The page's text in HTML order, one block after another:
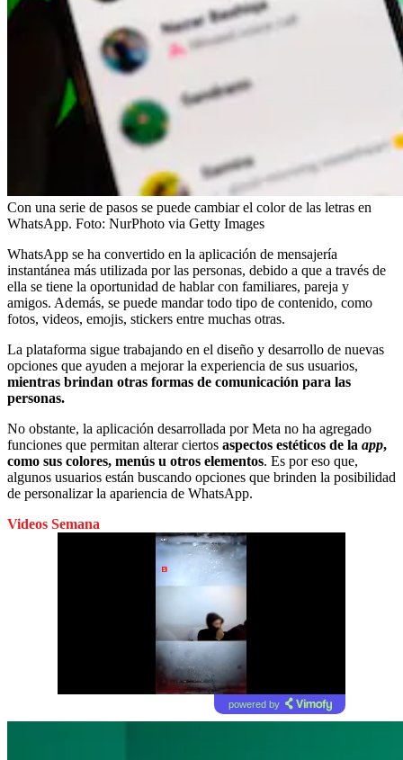
Con una serie de pasos se puede cambiar el color de las letras en
WhatsApp. Foto: NurPhoto via Getty Images
WhatsApp se ha convertido en la aplicación de mensajería
instantánea más utilizada por las personas, debido a que a través de
ella se tiene la oportunidad de hablar con familiares, pareja y
amigos. Además, se puede mandar todo tipo de contenido, como
fotos, videos, emojis, stickers entre muchas otras.
La plataforma sigue trabajando en el diseño y desarrollo de nuevas
opciones que ayuden a mejorar la experiencia de sus usuarios,
mientras brindan otras formas de comunicación para las
personas.
No obstante, la aplicación desarrollada por Meta no ha agregado
funciones que permitan alterar ciertos aspectos estéticos de la app,
como sus colores, menús u otros elementos. Es por eso que,
algunos usuarios están buscando opciones que brinden la posibilidad
de personalizar la apariencia de WhatsApp.
Videos Semana
powered by